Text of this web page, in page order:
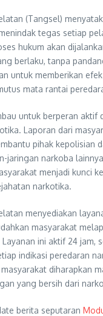
(Tangsel)
tegas setiap
hukum akan
berlaku, tanpa
untuk memberikan
mata rantai
untuk berperan aktif
Laporan dari
pihak kepolisian
jaringan narkoba
menjadi kunci
narkotika.
menyediakan
masyarakat
ini aktif 24 jam,
indikasi peredaran
diharapkan
yang bersih dari
berita seputaran